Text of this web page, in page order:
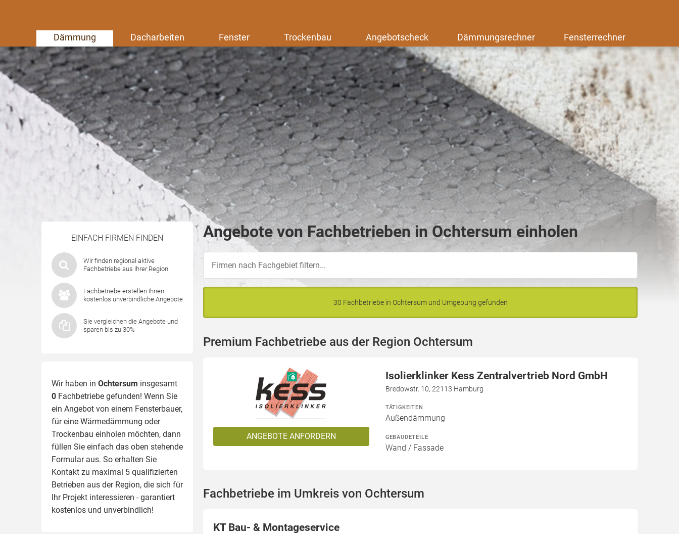
Dämmung Dacharbeiten Fenster Trockenbau Angebotscheck Dämmungsrechner Fensterrechner
EINFACH FIRMEN FINDEN
Wir finden regional aktive
Fachbetriebe aus Ihrer Region
Fachbetriebe erstellen Ihnen
kostenlos unverbindliche Angebote
Sie vergleichen die Angebote und
sparen bis zu 30%
Wir haben in Ochtersum insgesamt
0 Fachbetriebe gefunden! Wenn Sie
ein Angebot von einem Fensterbauer,
für eine Wärmedämmung oder
Trockenbau einholen möchten, dann
füllen Sie einfach das oben stehende
Formular aus. So erhalten Sie
Kontakt zu maximal 5 qualifizierten
Betrieben aus der Region, die sich für
Ihr Projekt interessieren - garantiert
kostenlos und unverbindlich!
Angebote von Fachbetrieben in Ochtersum einholen
30 Fachbetriebe in Ochtersum und Umgebung gefunden
Premium Fachbetriebe aus der Region Ochtersum
ANGEBOTE ANFORDERN
Isolierklinker Kess Zentralvertrieb Nord GmbH
Bredowstr. 10, 22113 Hamburg
TÄTIGKEITEN
Außendämmung
GEBÄUDETEILE
Wand / Fassade
Fachbetriebe im Umkreis von Ochtersum
KT Bau- & Montageservice